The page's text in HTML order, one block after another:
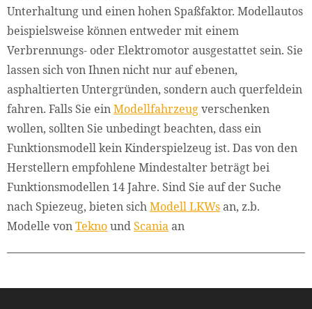
Unterhaltung und einen hohen Spaßfaktor. Modellautos
beispielsweise können entweder mit einem
Verbrennungs- oder Elektromotor ausgestattet sein. Sie
lassen sich von Ihnen nicht nur auf ebenen,
asphaltierten Untergründen, sondern auch querfeldein
fahren. Falls Sie einModellfahrzeugverschenken
wollen, sollten Sie unbedingt beachten, dass ein
Funktionsmodell kein Kinderspielzeug ist. Das von den
Herstellern empfohlene Mindestalter beträgt bei
Funktionsmodellen 14 Jahre. Sind Sie auf der Suche
nach Spiezeug, bieten sichModell LKWsan, z.b.
Modelle vonTeknoundScaniaan